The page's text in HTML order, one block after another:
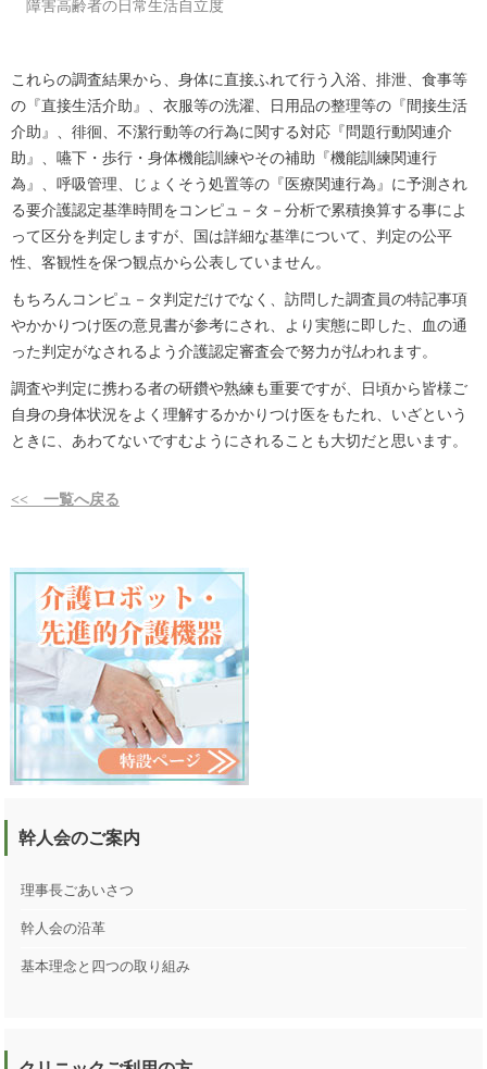
障害高齢者の日常生活自立度
これらの調査結果から、身体に直接ふれて行う入浴、排泄、食事等
の『直接生活介助』、衣服等の洗濯、日用品の整理等の『間接生活
介助』、徘徊、不潔行動等の行為に関する対応『問題行動関連介
助』、嚥下・歩行・身体機能訓練やその補助『機能訓練関連行
為』、呼吸管理、じょくそう処置等の『医療関連行為』に予測され
る要介護認定基準時間をコンピュ－タ－分析で累積換算する事によ
って区分を判定しますが、国は詳細な基準について、判定の公平
性、客観性を保つ観点から公表していません。
もちろんコンピュ－タ判定だけでなく、訪問した調査員の特記事項
やかかりつけ医の意見書が参考にされ、より実態に即した、血の通
った判定がなされるよう介護認定審査会で努力が払われます。
調査や判定に携わる者の研鑽や熟練も重要ですが、日頃から皆様ご
自身の身体状況をよく理解するかかりつけ医をもたれ、いざという
ときに、あわてないですむようにされることも大切だと思います。
<< 一覧へ戻る
幹人会のご案内
理事長ごあいさつ
幹人会の沿革
基本理念と四つの取り組み